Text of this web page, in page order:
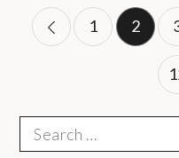
Posts
1 2
Search
for: